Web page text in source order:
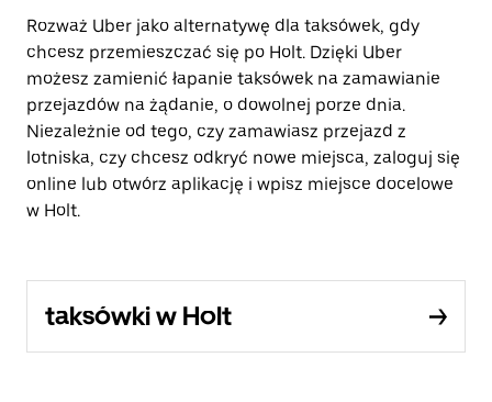
Rozważ Uber jako alternatywę dla taksówek, gdy
chcesz przemieszczać się po Holt. Dzięki Uber
możesz zamienić łapanie taksówek na zamawianie
przejazdów na żądanie, o dowolnej porze dnia.
Niezależnie od tego, czy zamawiasz przejazd z
lotniska, czy chcesz odkryć nowe miejsca, zaloguj się
online lub otwórz aplikację i wpisz miejsce docelowe
w Holt.
taksówki w Holt